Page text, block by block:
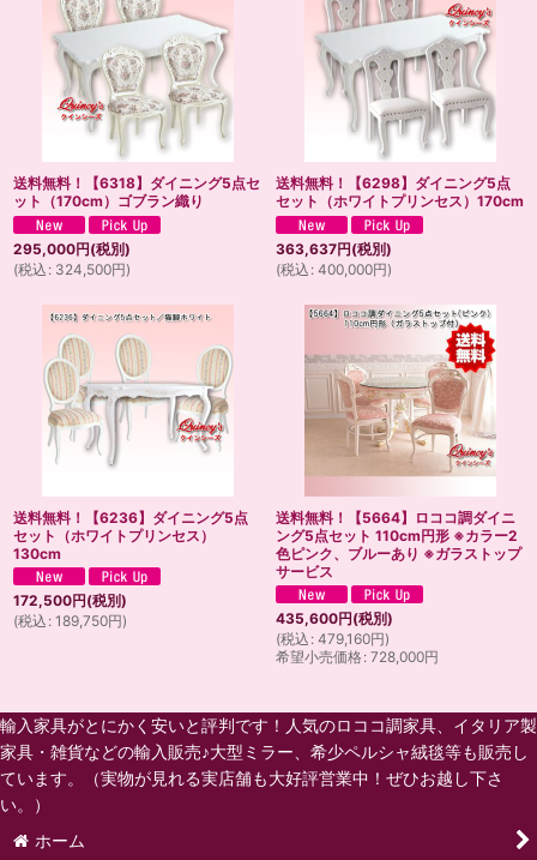
送料無料！【6318】ダイニング5点セ
ット（170cm）ゴブラン織り
295,000円(税別)
(税込 : 324,500円)
送料無料！【6298】ダイニング5点
セット（ホワイトプリンセス）170cm
363,637円(税別)
(税込 : 400,000円)
送料無料！【6236】ダイニング5点
セット（ホワイトプリンセス）
130cm
172,500円(税別)
(税込 : 189,750円)
送料無料！【5664】ロココ調ダイニ
ング5点セット 110cm円形 ※カラー2
色ピンク、ブルーあり ※ガラストップ
サービス
435,600円(税別)
(税込 : 479,160円)
希望小売価格: 728,000円
輸入家具がとにかく安いと評判です！人気のロココ調家具、イタリア製
家具・雑貨などの輸入販売♪大型ミラー、希少ペルシャ絨毯等も販売し
ています。（実物が見れる実店舗も大好評営業中！ぜひお越し下さ
い。）
ホーム